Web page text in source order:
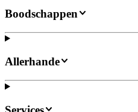
Boodschappen
Allerhande